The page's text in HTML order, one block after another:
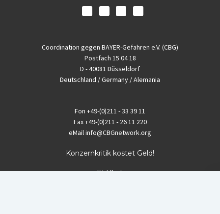
Coordination gegen BAYER-Gefahren e.V. (CBG)
Postfach 15 04 18
D - 40081 Düsseldorf
Deutschland / Germany / Alemania
Fon +49-(0)211 - 33 39 11
Fax+49-(0)211 - 26 11 220
eMailinfo@CBGnetwork.org
Konzernkritik kostet Geld!
EthikBank